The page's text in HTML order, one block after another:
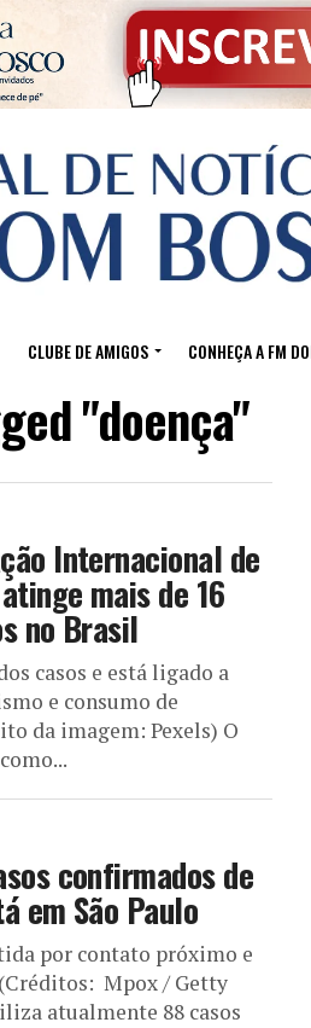
CLUBE DE AMIGOS CONHEÇA A FM
"doença"
Internacional de
mais de 16
no Brasil
casos e está ligado a
e consumo de
da imagem: Pexels) O
confirmados de
em São Paulo
por contato próximo e
Mpox / Getty
atualmente 88 casos